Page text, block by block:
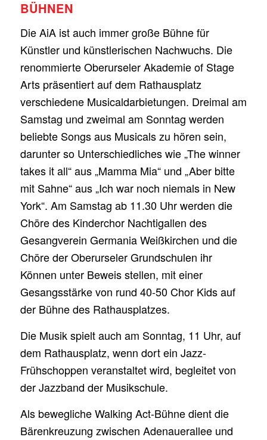
BÜHNEN
Die AiA ist auch immer große Bühne für
Künstler und künstlerischen Nachwuchs. Die
renommierte Oberurseler Akademie of Stage
Arts präsentiert auf dem Rathausplatz
verschiedene Musicaldarbietungen. Dreimal am
Samstag und zweimal am Sonntag werden
beliebte Songs aus Musicals zu hören sein,
darunter so Unterschiedliches wie „The winner
takes it all“ aus „Mamma Mia“ und „Aber bitte
mit Sahne“ aus „Ich war noch niemals in New
York“. Am Samstag ab 11.30 Uhr werden die
Chöre des Kinderchor Nachtigallen des
Gesangverein Germania Weißkirchen und die
Chöre der Oberurseler Grundschulen ihr
Können unter Beweis stellen, mit einer
Gesangsstärke von rund 40-50 Chor Kids auf
der Bühne des Rathausplatzes.
Die Musik spielt auch am Sonntag, 11 Uhr, auf
dem Rathausplatz, wenn dort ein Jazz-
Frühschoppen veranstaltet wird, begleitet von
der Jazzband der Musikschule.
Als bewegliche Walking Act-Bühne dient die
Bärenkreuzung zwischen Adenauerallee und